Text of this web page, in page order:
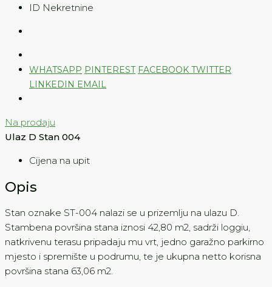
ID Nekretnine
WHATSAPP PINTEREST FACEBOOK TWITTER
LINKEDIN EMAIL
Na prodaju
Ulaz D Stan 004
Cijena na upit
Opis
Stan oznake ST-004 nalazi se u prizemlju na ulazu D.
Stambena površina stana iznosi 42,80 m2, sadrži loggiu,
natkrivenu terasu pripadaju mu vrt, jedno garažno parkirno
mjesto i spremište u podrumu, te je ukupna netto korisna
površina stana 63,06 m2.